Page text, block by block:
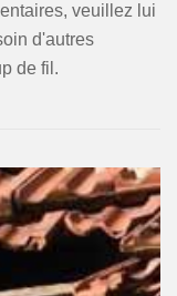
veuillez lui
d'autres
de fil.